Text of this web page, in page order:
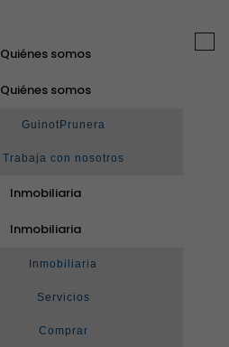
Quiénes somos
Quiénes somos
GuinotPrunera
Trabaja con nosotros
Inmobiliaria
Inmobiliaria
Inmobiliaria
Servicios
Comprar